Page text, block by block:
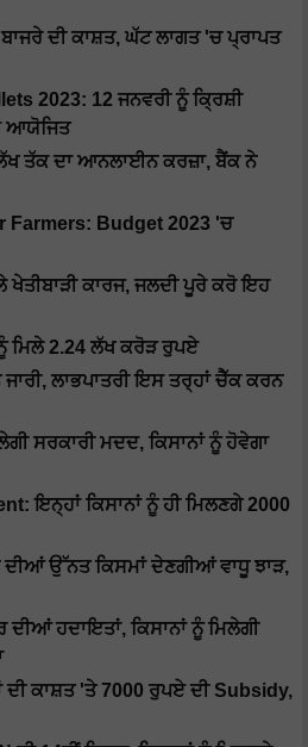
ਦੀ ਕਾਸ਼ਤ, ਘੱਟ ਲਾਗਤ 'ਚ ਪ੍ਰਾਪਤ
2023: 12 ਜਨਵਰੀ ਨੂੰ ਕ੍ਰਿਸ਼ੀ
ਆਯੋਜਿਤ
ਲੱਖ ਤੱਕ ਦਾ ਆਨਲਾਈਨ ਕਰਜ਼ਾ, ਬੈਂਕ ਨੇ
Farmers: Budget 2023 'ਚ
ਖੇਤੀਬਾੜੀ ਕਾਰਜ, ਜਲਦੀ ਪੂਰੇ ਕਰੋ ਇਹ
ਮਿਲੇ 2.24 ਲੱਖ ਕਰੋੜ ਰੁਪਏ
ਜਾਰੀ, ਲਾਭਪਾਤਰੀ ਇਸ ਤਰ੍ਹਾਂ ਚੈੱਕ ਕਰਨ
ਸਰਕਾਰੀ ਮਦਦ, ਕਿਸਾਨਾਂ ਨੂੰ ਹੋਵੇਗਾ
ਇਨ੍ਹਾਂ ਕਿਸਾਨਾਂ ਨੂੰ ਹੀ ਮਿਲਣਗੇ 2000
ਉੱਨਤ ਕਿਸਮਾਂ ਦੇਣਗੀਆਂ ਵਾਧੂ ਝਾੜ,
ਹਦਾਇਤਾਂ, ਕਿਸਾਨਾਂ ਨੂੰ ਮਿਲੇਗੀ
ਕਾਸ਼ਤ 'ਤੇ 7000 ਰੁਪਏ ਦੀ Subsidy,